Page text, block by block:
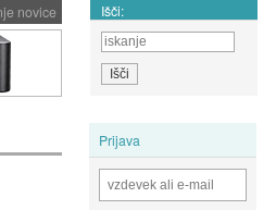
novice Išči:
Prijava